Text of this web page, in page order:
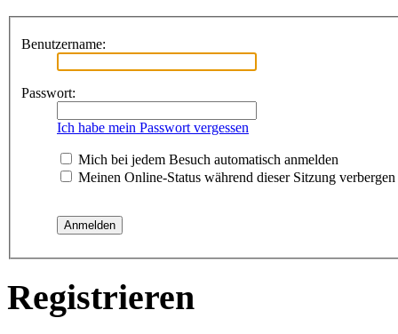
Benutzername:
Passwort:
Ich habe mein Passwort vergessen
Mich bei jedem Besuch automatisch anmelden
Meinen Online-Status während dieser Sitzung verbergen
Registrieren